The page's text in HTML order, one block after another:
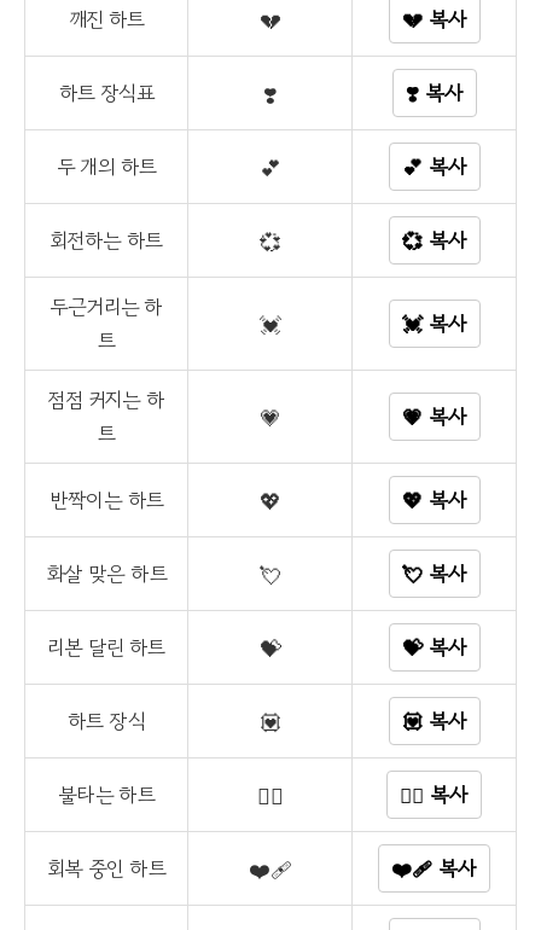
깨진 하트 💔 💔 복사
하트 장식표 ❣️ ❣️ 복사
두 개의 하트 💕 💕 복사
회전하는 하트 💞 💞 복사
두근거리는 하
트
💓 💓 복사
점점 커지는 하
트
💗 💗 복사
반짝이는 하트 💖 💖 복사
화살 맞은 하트 💘 💘 복사
리본 달린 하트 💝 💝 복사
하트 장식 💟 💟 복사
불타는 하트 ❤️‍🔥 ❤️‍🔥 복사
회복 중인 하트 ❤️‍🩹 ❤️‍🩹 복사